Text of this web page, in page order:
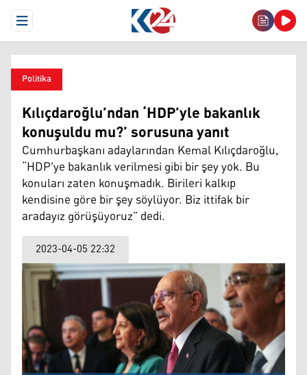
Open Menu
Politika
Kılıçdaroğlu’ndan ‘HDP’yle bakanlık
konuşuldu mu?’ sorusuna yanıt
Cumhurbaşkanı adaylarından Kemal Kılıçdaroğlu,
“HDP'ye bakanlık verilmesi gibi bir şey yok. Bu
konuları zaten konuşmadık. Birileri kalkıp
kendisine göre bir şey söylüyor. Biz ittifak bir
aradayız görüşüyoruz” dedi.
2023-04-05 22:32